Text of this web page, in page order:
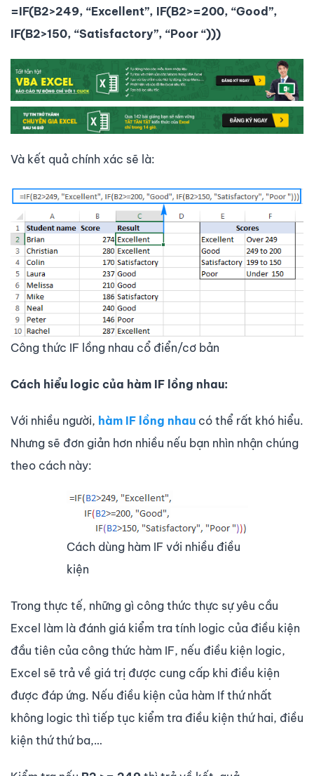
=IF(B2>249, “Excellent”, IF(B2>=200, “Good”,
IF(B2>150, “Satisfactory”, “Poor “)))
Và kết quả chính xác sẽ là:
Công thức IF lồng nhau cổ điển/cơ bản
Cách hiểu logic của hàm IF lồng nhau:
Với nhiều người, hàm IF lồng nhau có thể rất khó hiểu.
Nhưng sẽ đơn giản hơn nhiều nếu bạn nhìn nhận chúng
theo cách này:
Cách dùng hàm IF với nhiều điều
kiện
Trong thực tế, những gì công thức thực sự yêu cầu
Excel làm là đánh giá kiểm tra tính logic của điều kiện
đầu tiên của công thức hàm IF, nếu điều kiện logic,
Excel sẽ trả về giá trị được cung cấp khi điều kiện
được đáp ứng. Nếu điều kiện của hàm If thứ nhất
không logic thì tiếp tục kiểm tra điều kiện thứ hai, điều
kiện thứ thứ ba,…